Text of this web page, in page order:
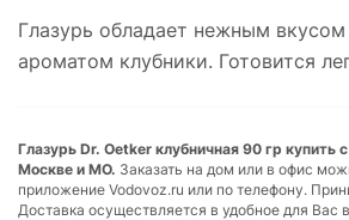
Глазурь обладает нежным
ароматом клубники. Готовится
Глазурь Dr. Oetker клубничная 90 гр купить
Москве и МО. Заказать на дом или в офис
приложение Vodovoz.ru или по телефону.
Доставка осуществляется в удобное для Вас